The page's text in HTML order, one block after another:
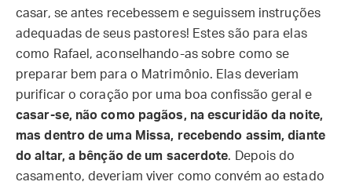
casar, se antes recebessem e seguissem instruções
adequadas de seus pastores! Estes são para elas
como Rafael, aconselhando-as sobre como se
preparar bem para o Matrimônio. Elas deveriam
purificar o coração por uma boa confissão geral e
casar-se, não como pagãos, na escuridão da noite,
mas dentro de uma Missa, recebendo assim, diante
do altar, a bênção de um sacerdote. Depois do
casamento, deveriam viver como convém ao estado